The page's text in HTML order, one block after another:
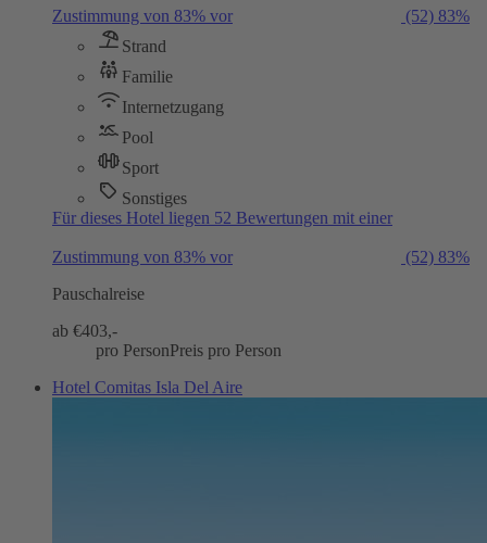
Zustimmung von 83% vor (52) 83%
Strand
Familie
Internetzugang
Pool
Sport
Sonstiges
Für dieses Hotel liegen 52 Bewertungen mit einer
Zustimmung von 83% vor (52) 83%
Pauschalreise
ab €403,-
pro PersonPreis pro Person
Hotel Comitas Isla Del Aire